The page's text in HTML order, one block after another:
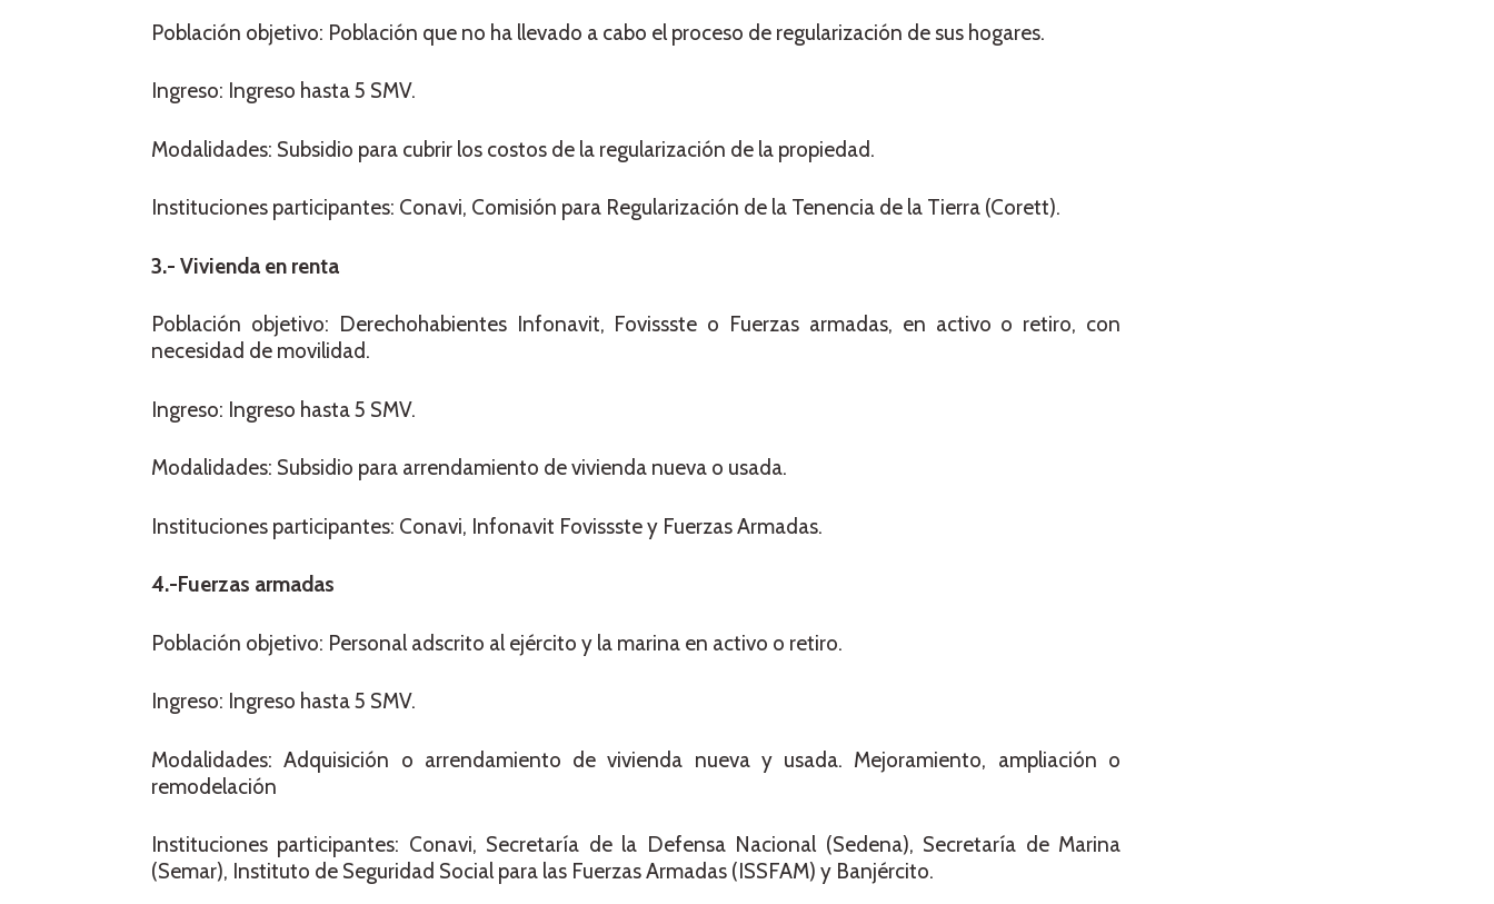
Población objetivo: Población que no ha llevado a cabo el proceso de regularización de sus hogares.
Ingreso: Ingreso hasta 5 SMV.
Modalidades: Subsidio para cubrir los costos de la regularización de la propiedad.
Instituciones participantes: Conavi, Comisión para Regularización de la Tenencia de la Tierra (Corett).
3.- Vivienda en renta
Población objetivo: Derechohabientes Infonavit, Fovissste o Fuerzas armadas, en activo o retiro, con
necesidad de movilidad.
Ingreso: Ingreso hasta 5 SMV.
Modalidades: Subsidio para arrendamiento de vivienda nueva o usada.
Instituciones participantes: Conavi, Infonavit Fovissste y Fuerzas Armadas.
4.-Fuerzas armadas
Población objetivo: Personal adscrito al ejército y la marina en activo o retiro.
Ingreso: Ingreso hasta 5 SMV.
Modalidades: Adquisición o arrendamiento de vivienda nueva y usada. Mejoramiento, ampliación o
remodelación
Instituciones participantes: Conavi, Secretaría de la Defensa Nacional (Sedena), Secretaría de Marina
(Semar), Instituto de Seguridad Social para las Fuerzas Armadas (ISSFAM) y Banjército.